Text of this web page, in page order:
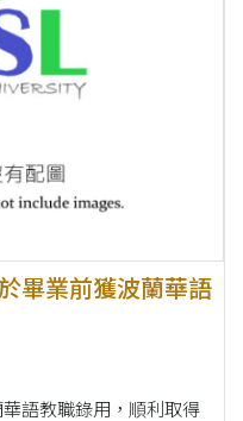
畢業前獲波蘭華語
語教職錄用，順利取得